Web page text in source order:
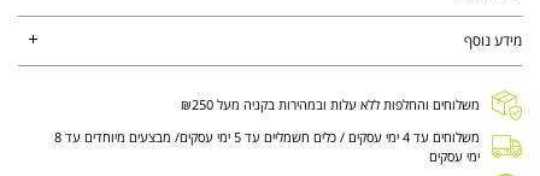
מידע נוסף
משלוחים והחלפות ללא עלות ובמהירות בקניה מעל ₪250
משלוחים עד 4 ימי עסקים / כלים חשמליים עד 5 ימי עסקים/ מבצעים מיוחדים עד 8
ימי עסקים